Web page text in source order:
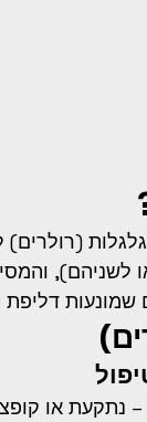
לשניהם),
דליפת
נתקעת או